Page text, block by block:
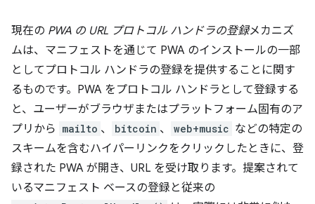
現在の PWA の URL プロトコル ハンドラの登録メカニズ
ムは、マニフェストを通じて PWA のインストールの一部
としてプロトコル ハンドラの登録を提供することに関す
るものです。PWA をプロトコル ハンドラとして登録する
と、ユーザーがブラウザまたはプラットフォーム固有のア
プリから mailto 、 bitcoin 、 web+music などの特定の
スキームを含むハイパーリンクをクリックしたときに、登
録された PWA が開き、URL を受け取ります。提案されて
いるマニフェスト ベースの登録と従来の